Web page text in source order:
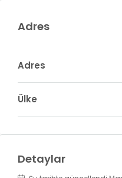
Adres
Adres
Ülke
Detaylar